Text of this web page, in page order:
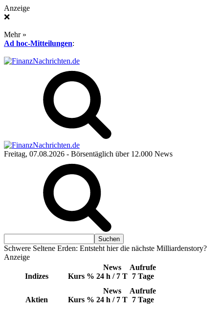
Anzeige
❌
Mehr »
Ad hoc-Mitteilungen:
Freitag, 07.08.2026 - Börsentäglich über 12.000 News
Schwere Seltene Erden: Entsteht hier die nächste Milliardenstory?
Anzeige
Indizes Kurs %
News
24 h / 7 T
Aufrufe
7 Tage
Aktien Kurs %
News
24 h / 7 T
Aufrufe
7 Tage